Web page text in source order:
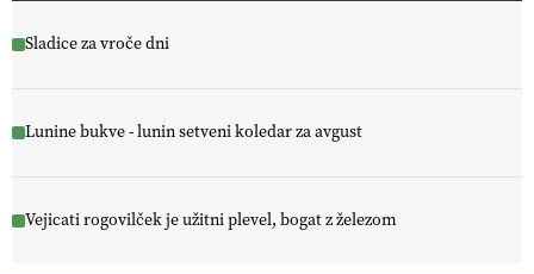
Sladice za vroče dni
Lunine bukve - lunin setveni koledar za avgust
Vejicati rogovilček je užitni plevel, bogat z železom